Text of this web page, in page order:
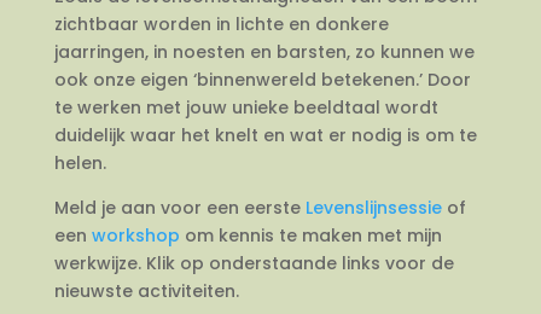
zichtbaar worden in lichte en donkere
jaarringen, in noesten en barsten, zo kunnen we
ook onze eigen ‘binnenwereld betekenen.’ Door
te werken met jouw unieke beeldtaal wordt
duidelijk waar het knelt en wat er nodig is om te
helen.
Meld je aan voor een eerste Levenslijnsessieof
een workshop om kennis te maken met mijn
werkwijze. Klik op onderstaande links voor de
nieuwste activiteiten.